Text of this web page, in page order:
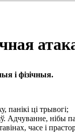
і фізічныя.
панікі ці трывогі;
Адчуванне, нібы
часе і